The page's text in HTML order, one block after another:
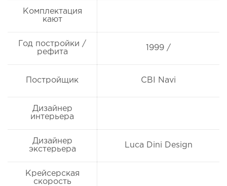
Комплектация
кают
Год постройки /
рефита
1999 /
Постройщик CBI Navi
Дизайнер
интерьера
Дизайнер
экстерьера
Luca Dini Design
Крейсерская
скорость